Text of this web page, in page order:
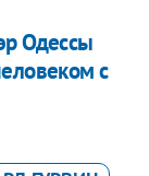
Одессы
с